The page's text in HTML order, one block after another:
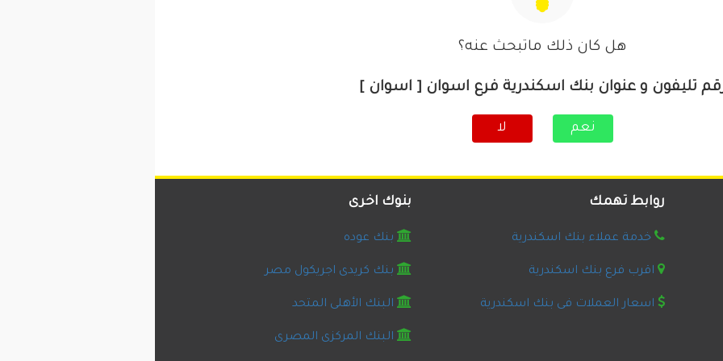
هل كان ذلك ماتبحث عنه؟
تليفون و عنوان بنك اسكندرية فرع اسوان [ اسوان ]
نعم لا
روابط تهمك
خدمة عملاء بنك اسكندرية
اقرب فرع بنك اسكندرية
اسعار العملات فى بنك اسكندرية
بنوك اخرى
بنك عوده
بنك كريدى اجريكول مصر
البنك الأهلى المتحد
البنك المركزى المصرى